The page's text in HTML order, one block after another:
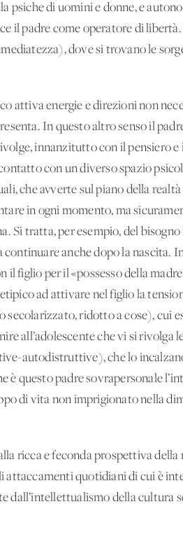
psiche di uomini e donne, e
il padre come operatore di
dove si trovano le
attiva energie e direzioni non
In questo altro senso il
innanzitutto con il pensiero e
con un diverso spazio
che avverte sul piano della
in ogni momento, ma
Si tratta, per esempio, del
anche dopo la nascita.
figlio per il «possesso della
ad attivare nel figlio la
ridotto a cose), cui
all’adolescente che vi si rivolga
autodistruttive), che lo
è questo padre sovrapersonale
di vita non imprigionato nella
ricca e feconda prospettiva della
attaccamenti quotidiani di cui è
dall’intellettualismo della cultura